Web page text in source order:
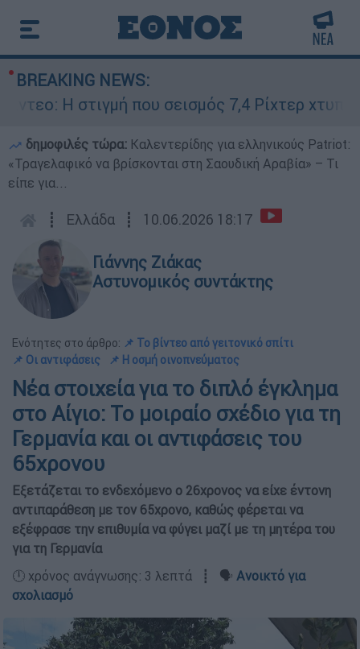
BREAKING NEWS:
Η στιγμή που σεισμός 7,4 Ρίχτερ χτυπά
δημοφιλές τώρα: Καλεντερίδης για ελληνικούς Patriot:
«Τραγελαφικό να βρίσκονται στη Σαουδική Αραβία» – Τι
είπε για...
┋ Ελλάδα ┋ 10.06.2026 18:17
Γιάννης Ζιάκας
Αστυνομικός συντάκτης
Ενότητες στο άρθρο: 📌 Το βίντεο από γειτονικό σπίτι
📌 Οι αντιφάσεις
📌 Η οσμή οινοπνεύματος
Νέα στοιχεία για το διπλό έγκλημα
στο Αίγιο: Το μοιραίο σχέδιο για τη
Γερμανία και οι αντιφάσεις του
65χρονου
Εξετάζεται το ενδεχόμενο ο 26χρονος να είχε έντονη
αντιπαράθεση με τον 65χρονο, καθώς φέρεται να
εξέφρασε την επιθυμία να φύγει μαζί με τη μητέρα του
για τη Γερμανία
🕛 χρόνος ανάγνωσης: 3 λεπτά ┋ 🗣️ Ανοικτό για
σχολιασμό